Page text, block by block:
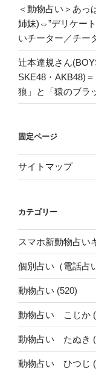
＜動物占い＞あっ
姉妹)⇔”デリケー
いチーター／チー
辻本達規さん
SKE48・AKB48)
狼」と「猿のブラ
固定ページ
サイトマップ
カテゴリー
スマホ新動物占い
個別占い（電話占
動物占い (520)
動物占い こじか
動物占い たぬき
動物占い ひつじ